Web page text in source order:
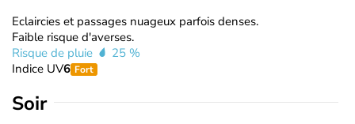
Eclaircies et passages nuageux parfois denses.
Faible risque d'averses.
Risque de pluie
25 %
Indice UV6 Fort
Soir